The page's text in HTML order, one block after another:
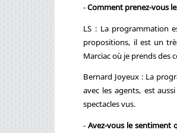
-Comment prenez-vous
LS : La programmation
propositions, il est un
Marciac où je prends des
Bernard Joyeux : La
avec les agents, est
spectacles vus.
-Avez-vous le sentiment